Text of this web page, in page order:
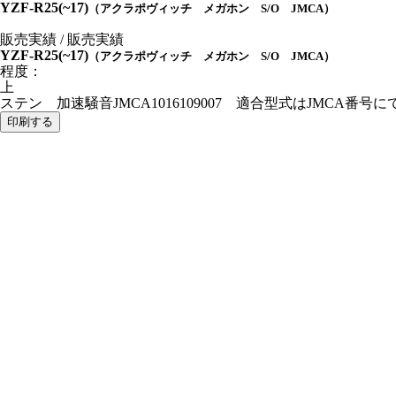
YZF-R25(~17) （アクラポヴィッチ メガホン S/O JMCA）
販売実績 / 販売実績
YZF-R25(~17) （アクラポヴィッチ メガホン S/O JMCA）
程度：
上
ステン 加速騒音JMCA1016109007 適合型式はJMCA番号に
印刷する